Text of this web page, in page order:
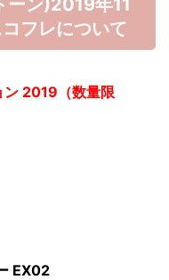
ーン)2019年11
フレについて
ン 2019（数量限
EX02